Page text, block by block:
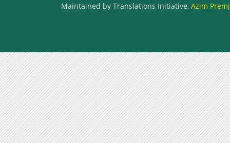
Maintained by Translations Initiative, Azim